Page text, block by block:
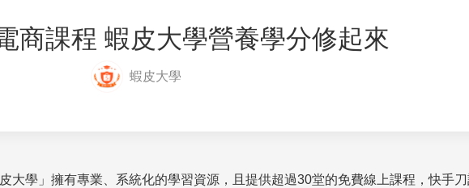
商課程 蝦皮大學營養學分修起來
蝦皮大學
大學」擁有專業、系統化的學習資源，且提供超過30堂的免費線上課程，快手